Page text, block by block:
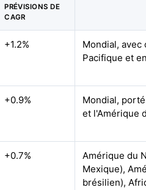
PRÉVISIONS DE
CAGR
+1.2%
Mondial,
Pacifique et
+0.9%
Mondial,
et l'Amérique
+0.7%
Amérique du
Mexique),
brésilien),